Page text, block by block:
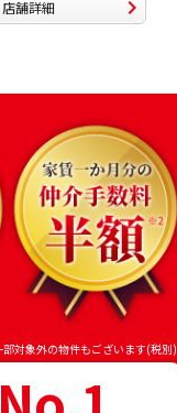
店舗詳細
対象外の物件もございます(税別)